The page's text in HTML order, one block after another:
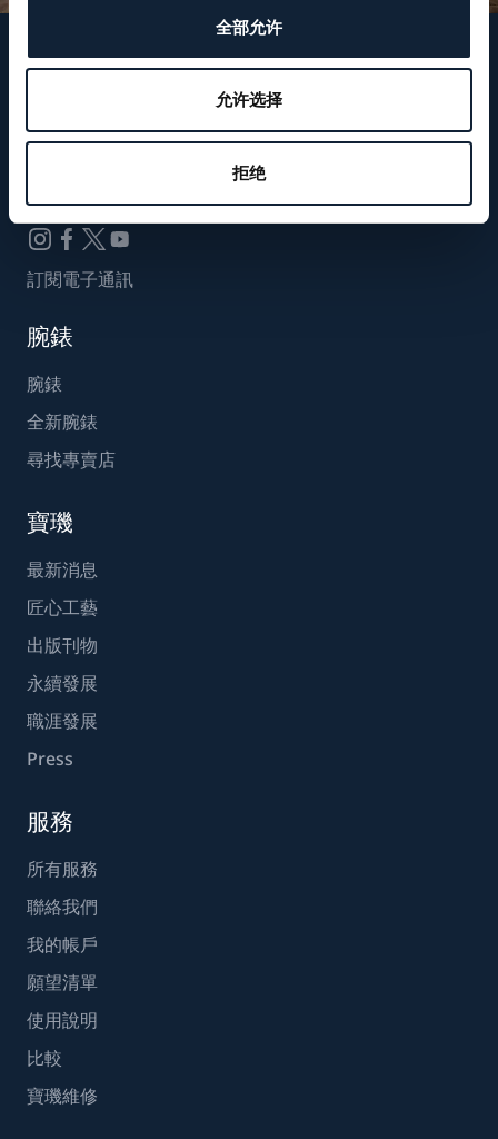
全部允许
允许选择
拒绝
關注我們
WeChat ID
Breguet_China
訂閱電子通訊
腕錶
腕錶
全新腕錶
尋找專賣店
寶璣
最新消息
匠心工藝
出版刊物
永續發展
職涯發展
Press
服務
所有服務
聯絡我們
我的帳戶
願望清單
使用說明
比較
寶璣維修